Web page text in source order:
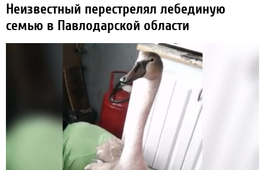
Неизвестный перестрелял лебединую
семью в Павлодарской области